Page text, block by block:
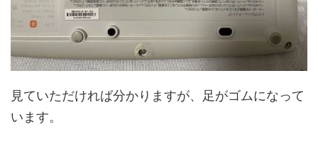
見ていただければ分かりますが、足がゴムになって
います。